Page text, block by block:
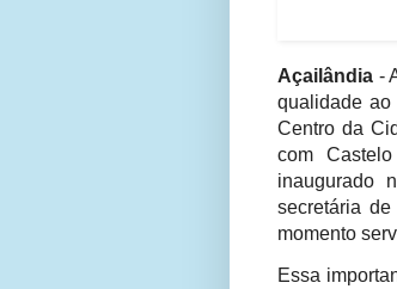
Açailândia -
qualidade ao
Centro da
com
inaugurado
secretária
momento
Essa